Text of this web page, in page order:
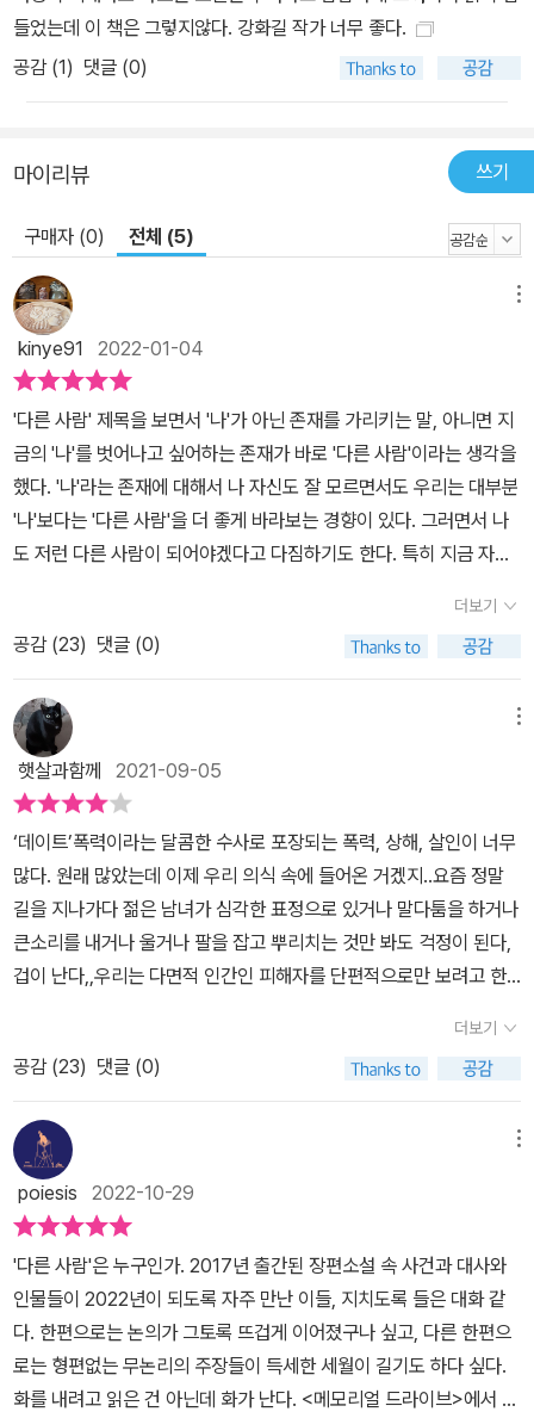
으로 권력 앞에 조아릴 줄 아는 동희. 소설은 이들 네 명 사이에 일어
났던 일들이 각자의 입장에서 서술되며 씨줄 날줄로 엮여나간다. 각
장마다 달라지는 화자를 쫓아가며 퍼즐 맞추듯 사건의 중심으로 다가
달라는 마지막 요청까지 외면한다. 그리고 ‘다른 사람’이 되기 위해 안
진을 떠난다. 그로부터 며칠 후 유리가 교통사고로 사망했다는 이야
기를 듣는다. 안진에 내려가 글을 올린 당사자를 추적하는 과정에서
리고, 자신을 비롯해 주위의 모두가 유리의 죽음으로부터 자유로울
수 없음을 알게 된다. 이렇게 진아는 버리고 싶었던 과거를 되새기는
동안 현재를 해결할 실마리를 찾는다. 누구도 함부로 대할 수 없는 사
해 홀로 몸부림치는 것으로는 결코 문제가 해결될 수 없음을, 도와달
라는 목소리에 귀 기울이고 손 내밀 때 마침내 이야기가 끝날 수 있음
을 진아는 뒤늦게 깨닫는다. 평론가 정홍수는 이 소설이 불안하고 불
온하여 놓아버리고 싶지만, 그럴 수 없는 이유가 이야기를 끝내야 할
사람은 ‘너’라는 불편한 호명 때문이라고 말한다. 그 개시와 호명의 힘
이 강렬한데, 분노 못지않게 지적인 통제가 섬세하게 작동한 결과라
는 이유와 함께.
들었는데 이 책은 그렇지않다. 강화길 작가 너무 좋다.
공감 (1) 댓글 (0)
마이리뷰 쓰기
구매자 (0) 전체 (5)
kinye91 2022-01-04
'다른 사람' 제목을 보면서 '나'가 아닌 존재를 가리키는 말, 아니면 지
금의 '나'를 벗어나고 싶어하는 존재가 바로 '다른 사람'이라는 생각을
했다. '나'라는 존재에 대해서 나 자신도 잘 모르면서도 우리는 대부분
'나'보다는 '다른 사람'을 더 좋게 바라보는 경향이 있다. 그러면서 나
도 저런 다른 사람이 되어야겠다고 다짐하기도 한다. 특히 지금 자신
'나'보다는 '다른 사람' 되기를 열망한다. 그러면서 '나'를 잊고 '다른
사람'으로 살아가려고 한다. 그것이 결국 '나'를 갉아먹는 일임을,
'나'를 '다른 사람'으로 만들지 못하고 '나'를 지워가는 과정임을 깨닫
지 못하고. 소설을 읽는 중간에 내가 갖고 있지 않은 무언가를 갖고 있
는 사람, 그것을 아무렇지도 않게 행사는 사람, 그런 사람을 '다른 사
람'이라고 생각하게 됐다. 그렇다면 피해자에게는 가해자가 다른 사
람이고, 여성에게는 남성이 다른 사람이다. 이상하게 소설을 읽으면
서 남성이 여성을 다른 사람으로 여긴다는 생각은 들지 않는다. 소설
은 처음부터 섬뜩하게 시작한다. 피해자가 더 피해를 본다. 그렇다면
피해자로 지내기보다는 다른 존재로 지내려고 하는 마음이 생긴다.
피해자가 가해자보다 더 비난을 받는 상황. 이런 상황은 생물학적으
로 남성보다는 여성에게 더 잘 일어난다. 그렇게 데이트 폭력으로 소
설은 시작한다. 자, 이 데이트 폭력이 어떻게 전개될 것인가? 데이트
폭력을 공개한 피해자가 어떤 삶을 살게 될 것인가? 대략 예상은 하
댓글이 달린다. 그런데 그런 댓글들이 동등하게 달리지는 않는다. 동
등하게 달리더라도 피해자의 눈길을 끄는 댓글은 피해자를 비난하는
댓글들이다. 그것이 비록 소수일지라도 피해자의 눈에는 그런 비난
댓글이 더 잘 들어온다. 잘 들어올 뿐만 아니라 피해자의 가슴에 비수
처럼 박힌다. 박혀서 빠지지 않는다. 그리고 피해자를 더욱 힘들게 한
다. (최근에 읽은 시, 이소호가 쓴 '누구나의 어제 그리고 오늘 혹은
내일'을 보라.) 이런 전개는 상투적이다. 이런 피해자가 비난 댓글을
극복하고 자신을 찾아가는 과정, 자신 속에 있는 또 다른 자신을 찾아
가는 과정으로 '다른 사람'을 생각한다면 이 소설은 힘을 잃을 것이
더보기
공감 (23) 댓글 (0)
햇살과함께 2021-09-05
‘데이트’폭력이라는 달콤한 수사로 포장되는 폭력, 상해, 살인이 너무
많다. 원래 많았는데 이제 우리 의식 속에 들어온 거겠지..요즘 정말
길을 지나가다 젊은 남녀가 심각한 표정으로 있거나 말다툼을 하거나
큰소리를 내거나 울거나 팔을 잡고 뿌리치는 것만 봐도 걱정이 된다,
겁이 난다,,우리는 다면적 인간인 피해자를 단편적으로만 보려고 한
무조건 선해야 피해자인 건 아닌데.. 이 책은 그런 부분을 잘 나타낸
다. 욕망하는 피해자, 거짓말하는 피해자, 남들이 싫어하는 피해자..수
진과 그 남편 사이의 이야기가 훅 마무리되어 뭔가 급히 마감한 듯 아
쉬움.
더보기
공감 (23) 댓글 (0)
poiesis 2022-10-29
'다른 사람'은 누구인가. 2017년 출간된 장편소설 속 사건과 대사와
인물들이 2022년이 되도록 자주 만난 이들, 지치도록 들은 대화 같
다. 한편으로는 논의가 그토록 뜨겁게 이어졌구나 싶고, 다른 한편으
로는 형편없는 무논리의 주장들이 득세한 세월이 길기도 하다 싶다.
화를 내려고 읽은 건 아닌데 화가 난다. <메모리얼 드라이브>에서 서